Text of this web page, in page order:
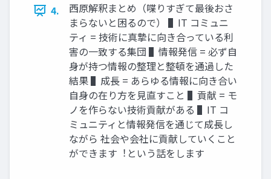
4.
⻄原解釈まとめ（喋りすぎて最後おさ
まらないと困るので） ▌IT コミュニ
ティ = 技術に真摯に向き合っている利
害の⼀致する集団 ▌情報発信 = 必ず⾃
⾝が持つ情報の整理と整頓を通過した
結果 ▌成⻑ = あらゆる情報に向き合い
⾃⾝の在り⽅を⾒直すこと ▌貢献 = モ
ノを作らない技術貢献がある ▌IT コ
ミュニティと情報発信を通じて成⻑し
ながら 社会や会社に貢献していくこと
ができます︕という話をします